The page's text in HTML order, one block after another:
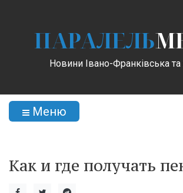
ПАРАЛЕЛЬ
Новини Івано-Франківська та
Меню
Как и где получать